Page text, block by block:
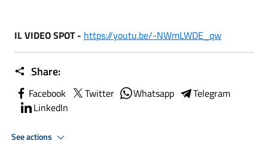
IL VIDEO SPOT - https://youtu.be/-NWmLWDE_qw
Share:
Facebook Twitter Whatsapp
Telegram
LinkedIn
See actions